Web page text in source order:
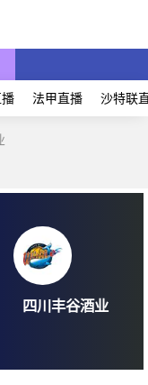
法甲直播 沙特联
15:30
四川丰